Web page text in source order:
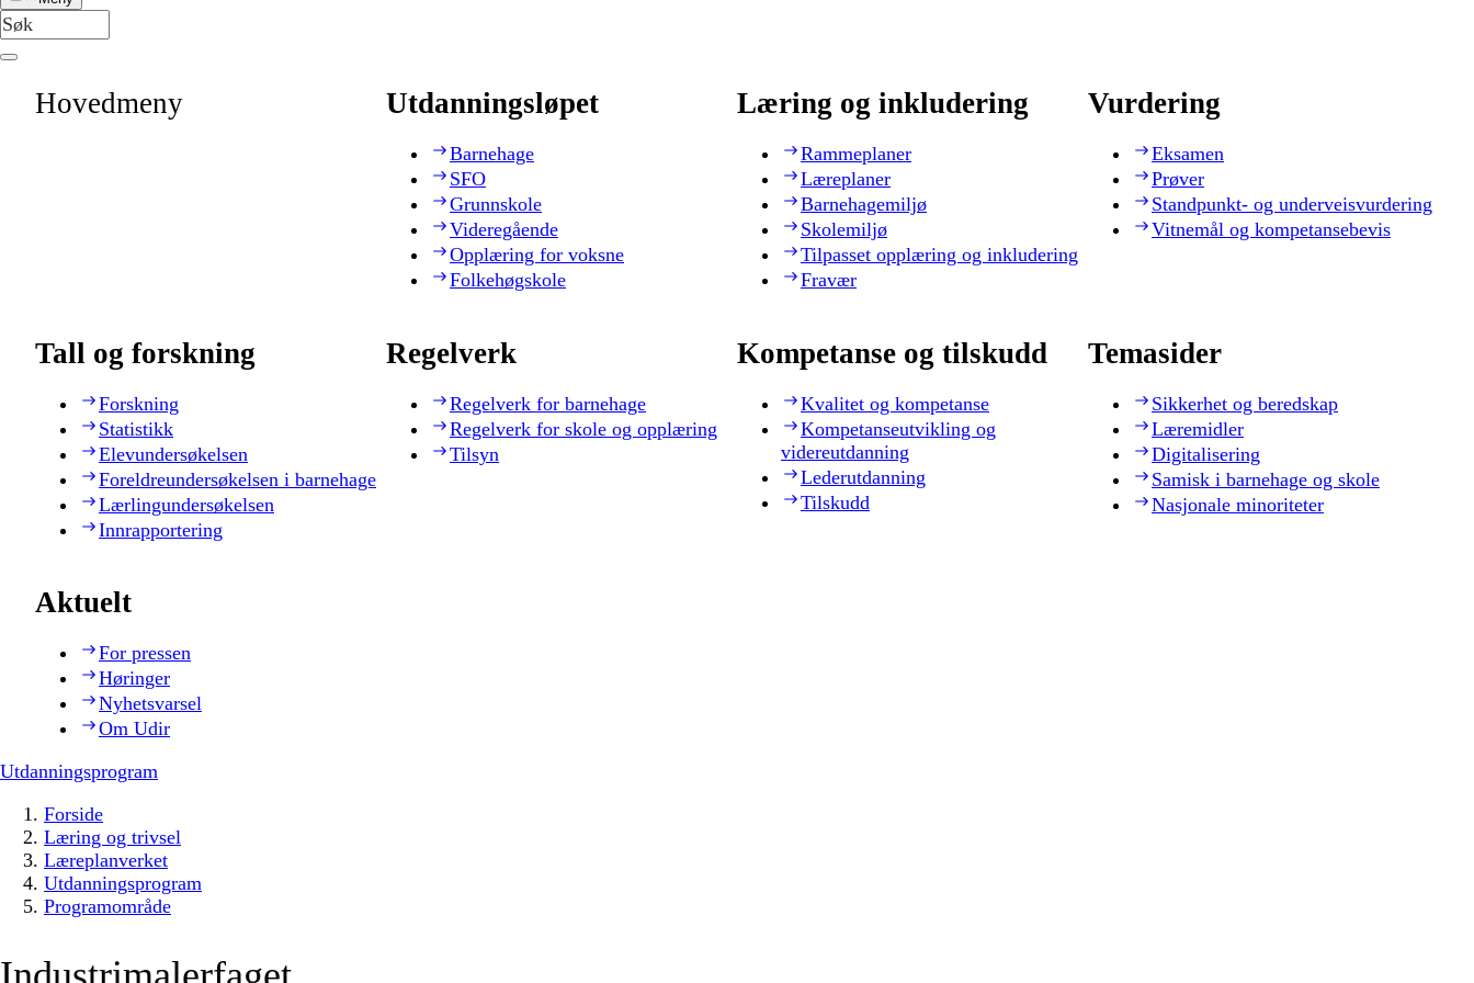
Hovedmeny Utdanningsløpet
Barnehage
SFO
Grunnskole
Videregående
Opplæring for voksne
Folkehøgskole
Læring og inkludering
Rammeplaner
Læreplaner
Barnehagemiljø
Skolemiljø
Tilpasset opplæring og inkludering
Fravær
Vurdering
Eksamen
Prøver
Standpunkt- og underveisvurdering
Vitnemål og kompetansebevis
Tall og forskning
Forskning
Statistikk
Elevundersøkelsen
Foreldreundersøkelsen i barnehage
Lærlingundersøkelsen
Innrapportering
Regelverk
Regelverk for barnehage
Regelverk for skole og opplæring
Tilsyn
Kompetanse og tilskudd
Kvalitet og kompetanse
Kompetanseutvikling og
videreutdanning
Lederutdanning
Tilskudd
Temasider
Sikkerhet og beredskap
Læremidler
Digitalisering
Samisk i barnehage og skole
Nasjonale minoriteter
Aktuelt
For pressen
Høringer
Nyhetsvarsel
Om Udir
Utdanningsprogram
Forside
Læring og trivsel
Læreplanverket
Utdanningsprogram
Programområde